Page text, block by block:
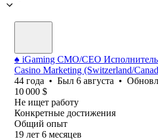
♠ iGaming CMO/CEO
Casino Marketing (Switzerland/
44 года • Был 6 августа •
10 000 $
Не ищет работу
Конкретные достижения
Общий опыт
19 лет 6 месяцев